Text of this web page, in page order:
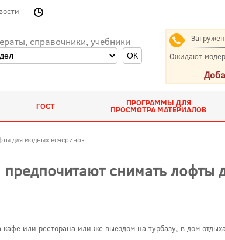
справочники, учебники
Ожидают
ГОСТ ПРОГРАММЫ ДЛЯ
ПРОСМОТРА МАТЕРИАЛОВ
для модных вечеринок
снимать лофты
или ресторана или же выездом на турбазу, в дом